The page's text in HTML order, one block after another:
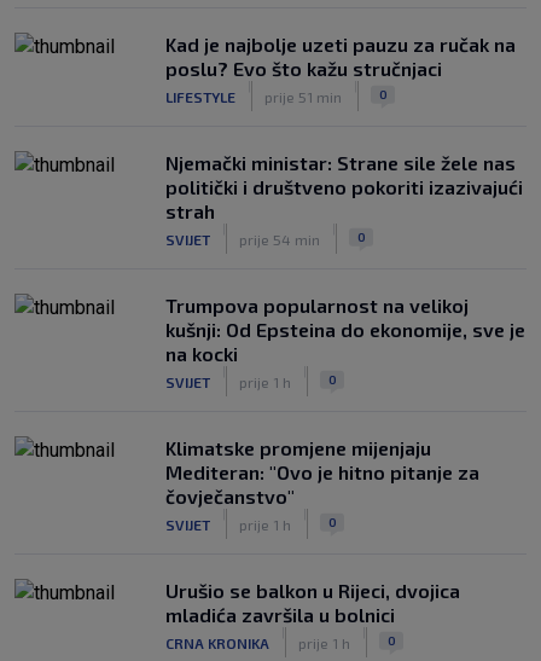
Kad je najbolje uzeti pauzu za ručak na
poslu? Evo što kažu stručnjaci
LIFESTYLE prije 51 min 0
Njemački ministar: Strane sile žele nas
politički i društveno pokoriti izazivajući
strah
SVIJET prije 54 min 0
Trumpova popularnost na velikoj
kušnji: Od Epsteina do ekonomije, sve je
na kocki
SVIJET prije 1 h 0
Klimatske promjene mijenjaju
Mediteran: "Ovo je hitno pitanje za
čovječanstvo"
SVIJET prije 1 h 0
Urušio se balkon u Rijeci, dvojica
mladića završila u bolnici
CRNA KRONIKA prije 1 h 0